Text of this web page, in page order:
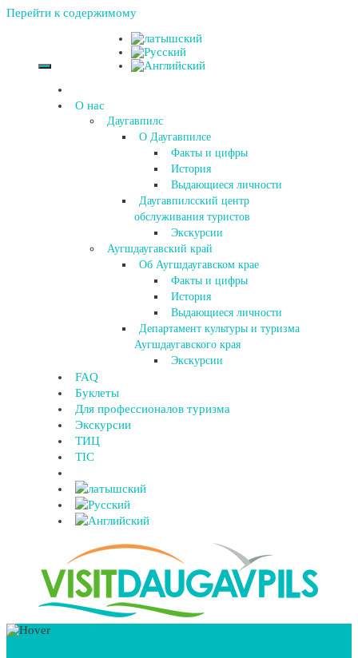
Перейти к содержимому
О нас
Даугавпилс
О Даугавпилсе
Факты и цифры
История
Выдающиеся личности
Даугавпилсский центр
обслуживания туристов
Экскурсии
Аугшдаугавский край
Об Аугшдаугавском крае
Факты и цифры
История
Выдающиеся личности
Департамент культуры и туризма
Аугшдаугавского края
Экскурсии
FAQ
Буклеты
Для профессионалов туризма
Экскурсии
ТИЦ
TIC